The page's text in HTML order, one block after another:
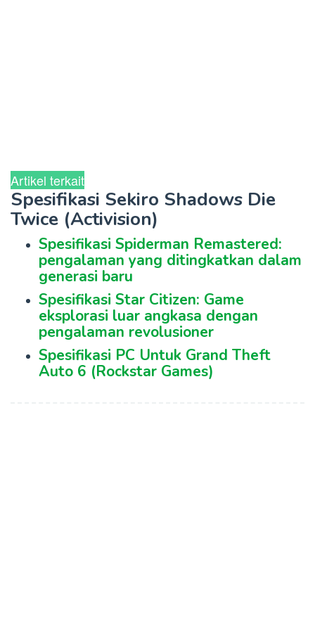
Artikel terkait
Spesifikasi Sekiro Shadows Die
Twice (Activision)
Spesifikasi Spiderman Remastered:
pengalaman yang ditingkatkan dalam
generasi baru
Spesifikasi Star Citizen: Game
eksplorasi luar angkasa dengan
pengalaman revolusioner
Spesifikasi PC Untuk Grand Theft
Auto 6 (Rockstar Games)